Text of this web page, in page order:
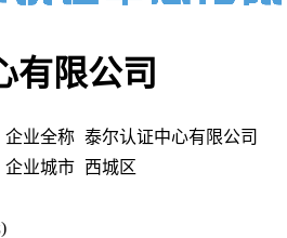
有限公司
企业全称 泰尔认证中心有限公司
企业城市 西城区